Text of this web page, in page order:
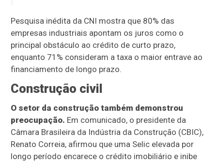
Pesquisa inédita da CNI mostra que 80% das
empresas industriais apontam os juros como o
principal obstáculo ao crédito de curto prazo,
enquanto 71% consideram a taxa o maior entrave ao
financiamento de longo prazo.
Construção civil
O setor da construção também demonstrou
preocupação. Em comunicado, o presidente da
Câmara Brasileira da Indústria da Construção (CBIC),
Renato Correia, afirmou que uma Selic elevada por
longo período encarece o crédito imobiliário e inibe